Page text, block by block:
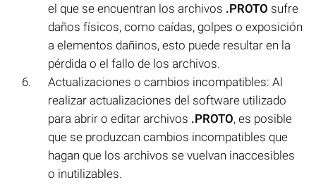
el que se encuentran los archivos .PROTO sufre
daños físicos, como caídas, golpes o exposición
a elementos dañinos, esto puede resultar en la
pérdida o el fallo de los archivos.
Actualizaciones o cambios incompatibles: Al
realizar actualizaciones del software utilizado
para abrir o editar archivos .PROTO, es posible
que se produzcan cambios incompatibles que
hagan que los archivos se vuelvan inaccesibles
o inutilizables.